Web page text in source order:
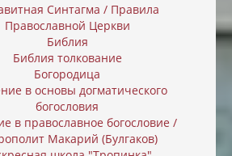
Синтагма / Правила
Православной Церкви
Библия
Библия толкование
Богородица
в основы догматического
богословия
в православное богословие /
Макарий (Булгаков)